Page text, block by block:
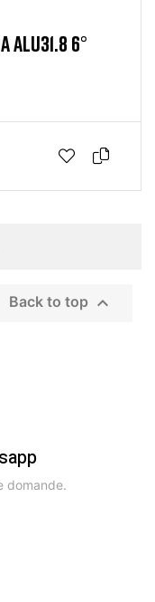
ALU31.8 6°
Back to top 
domande.